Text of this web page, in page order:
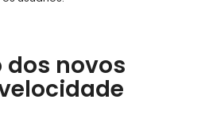
dos novos